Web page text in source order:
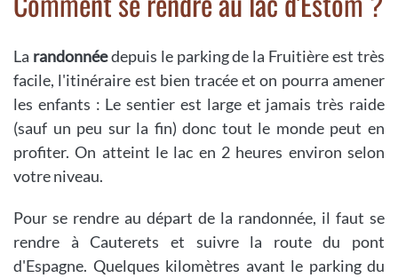
La randonnéedepuis le parking de la Fruitière est très
facile, l'itinéraire est bien tracée et on pourra amener
les enfants : Le sentier est large et jamais très raide
(sauf un peu sur la fin) donc tout le monde peut en
profiter. On atteint le lac en 2 heures environ selon
votre niveau.
Pour se rendre au départ de la randonnée, il faut se
rendre à Cauterets et suivre la route du pont
d'Espagne. Quelques kilomètres avant le parking du